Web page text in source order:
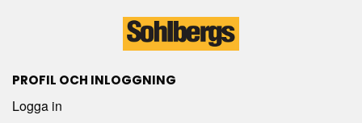
PROFIL OCH INLOGGNING
Logga in